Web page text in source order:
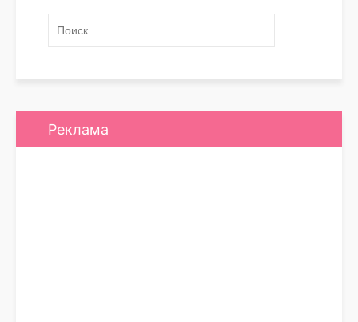
Реклама